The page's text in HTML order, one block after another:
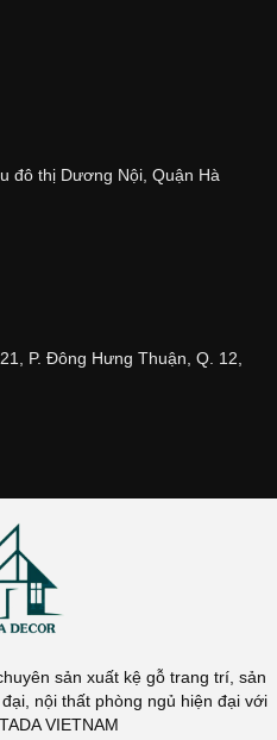
đô thị Dương Nội, Quận Hà
P. Đông Hưng Thuận, Q. 12,
sản xuất kệ gỗ trang trí, sản
nội thất phòng ngủ hiện đại với
VIETNAM